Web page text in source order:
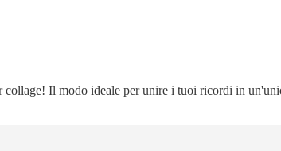
Il modo ideale per unire i tuoi ricordi in